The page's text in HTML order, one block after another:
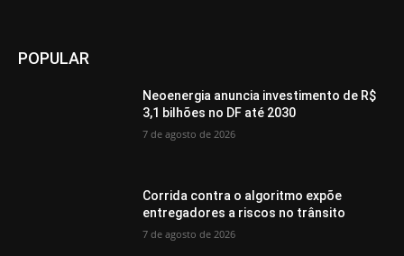
POPULAR
Neoenergia anuncia investimento de R$
3,1 bilhões no DF até 2030
7 de agosto de 2026
Corrida contra o algoritmo expõe
entregadores a riscos no trânsito
7 de agosto de 2026